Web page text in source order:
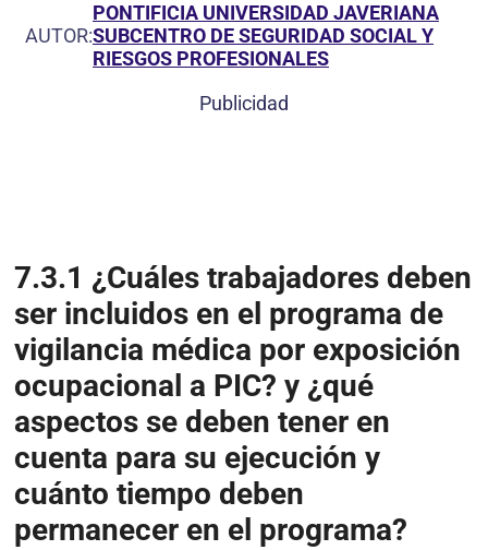
AUTOR:
PONTIFICIA UNIVERSIDAD JAVERIANA
SUBCENTRO DE SEGURIDAD SOCIAL Y
RIESGOS PROFESIONALES
Publicidad
7.3.1 ¿Cuáles trabajadores deben
ser incluidos en el programa de
vigilancia médica por exposición
ocupacional a PIC? y ¿qué
aspectos se deben tener en
cuenta para su ejecución y
cuánto tiempo deben
permanecer en el programa?